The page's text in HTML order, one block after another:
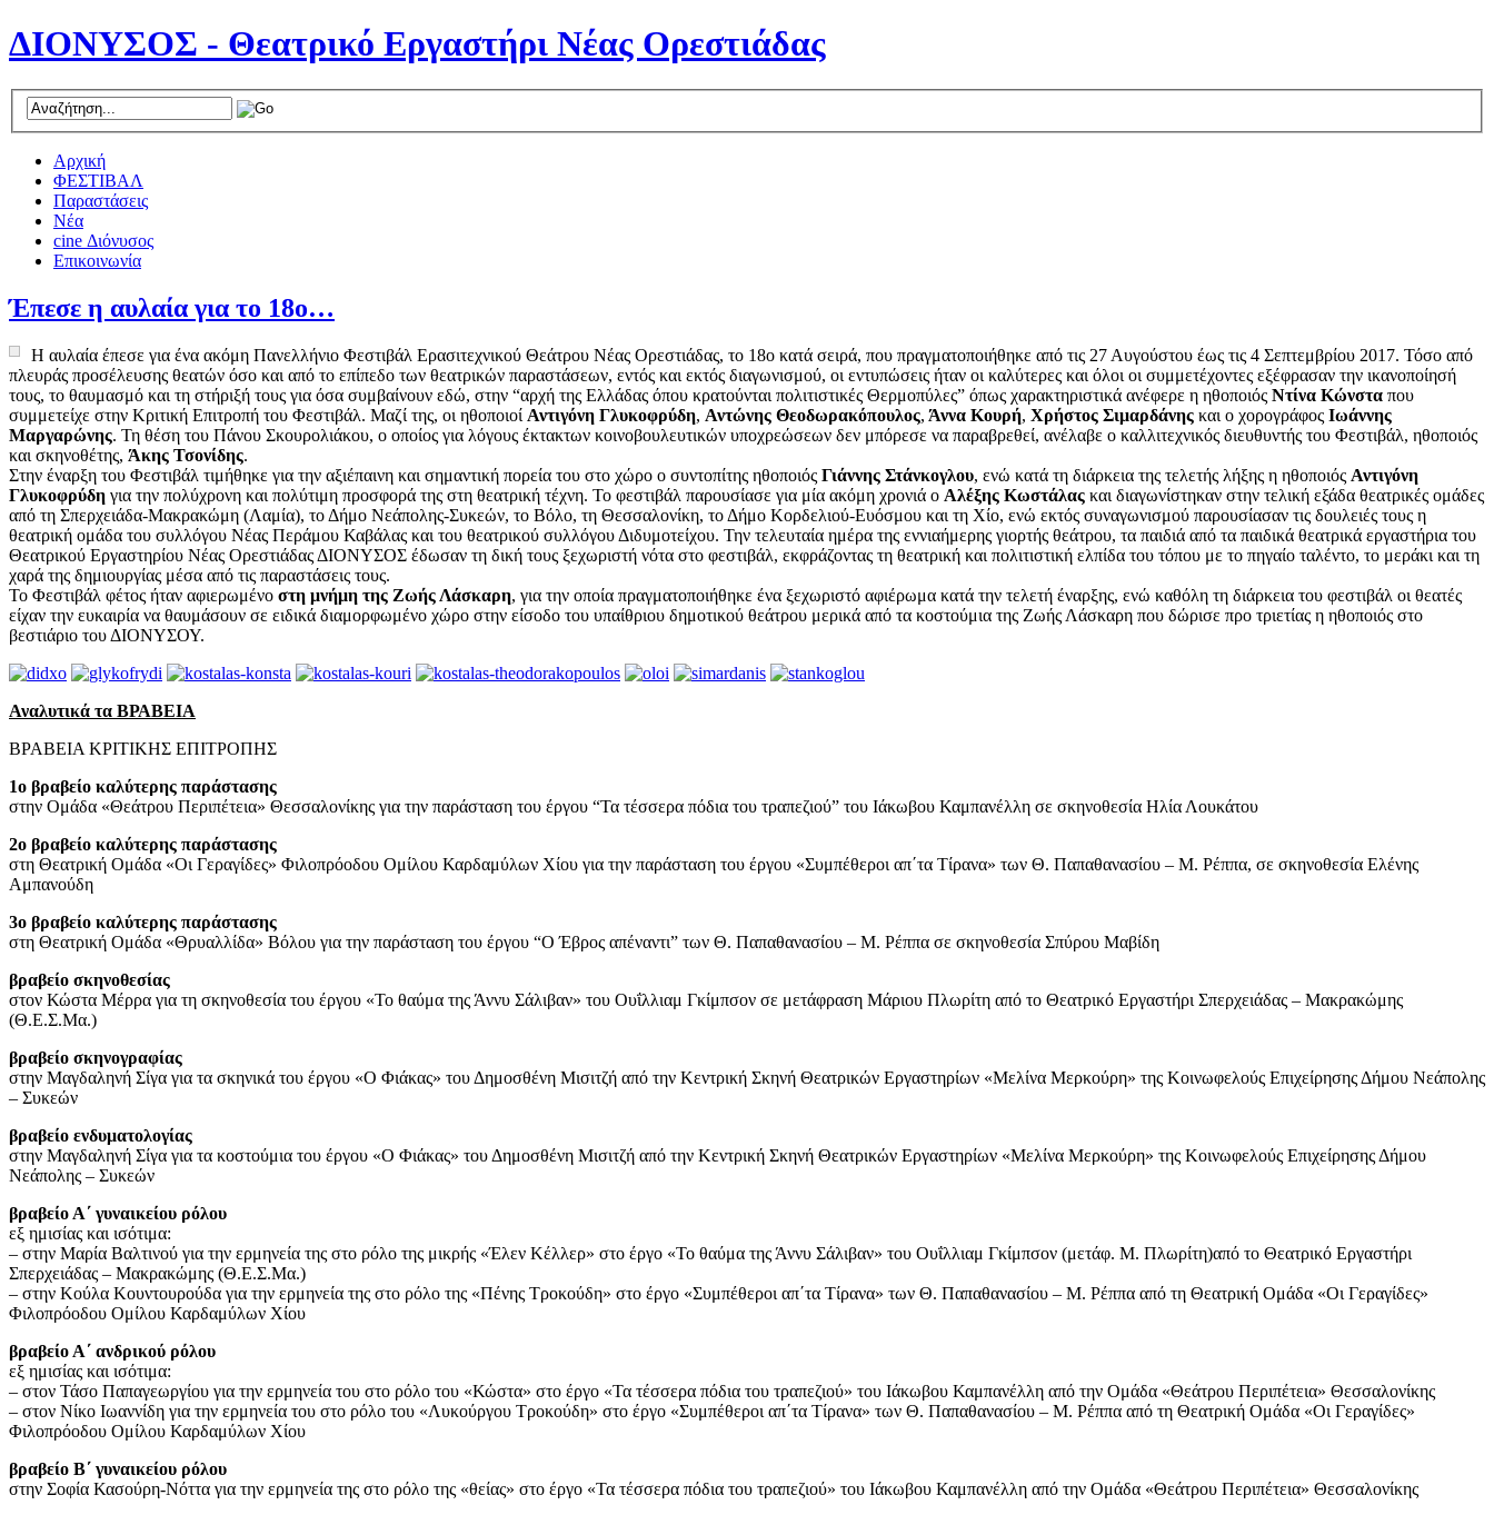
ΔΙΟΝΥΣΟΣ - Θεατρικό Εργαστήρι Νέας Ορεστιάδας
Αρχική
ΦΕΣΤΙΒΑΛ
Παραστάσεις
Νέα
cine Διόνυσος
Επικοινωνία
Έπεσε η αυλαία για το 18ο…
Η αυλαία έπεσε για ένα ακόμη Πανελλήνιο Φεστιβάλ Ερασιτεχνικού Θεάτρου Νέας Ορεστιάδας, το 18ο κατά σειρά, που πραγματοποιήθηκε από τις 27 Αυγούστου έως τις 4 Σεπτεμβρίου 2017. Τόσο από
πλευράς προσέλευσης θεατών όσο και από το επίπεδο των θεατρικών παραστάσεων, εντός και εκτός διαγωνισμού, οι εντυπώσεις ήταν οι καλύτερες και όλοι οι συμμετέχοντες εξέφρασαν την ικανοποίησή
τους, το θαυμασμό και τη στήριξή τους για όσα συμβαίνουν εδώ, στην “αρχή της Ελλάδας όπου κρατούνται πολιτιστικές Θερμοπύλες” όπως χαρακτηριστικά ανέφερε η ηθοποιός Ντίνα Κώνστα που
συμμετείχε στην Κριτική Επιτροπή του Φεστιβάλ. Μαζί της, οι ηθοποιοί Αντιγόνη Γλυκοφρύδη, Αντώνης Θεοδωρακόπουλος, Άννα Κουρή, Χρήστος Σιμαρδάνης και ο χορογράφος Ιωάννης
Μαργαρώνης. Τη θέση του Πάνου Σκουρολιάκου, ο οποίος για λόγους έκτακτων κοινοβουλευτικών υποχρεώσεων δεν μπόρεσε να παραβρεθεί, ανέλαβε ο καλλιτεχνικός διευθυντής του Φεστιβάλ, ηθοποιός
και σκηνοθέτης, Άκης Τσονίδης.
Στην έναρξη του Φεστιβάλ τιμήθηκε για την αξιέπαινη και σημαντική πορεία του στο χώρο ο συντοπίτης ηθοποιός Γιάννης Στάνκογλου, ενώ κατά τη διάρκεια της τελετής λήξης η ηθοποιός Αντιγόνη
Γλυκοφρύδη για την πολύχρονη και πολύτιμη προσφορά της στη θεατρική τέχνη. Το φεστιβάλ παρουσίασε για μία ακόμη χρονιά ο Αλέξης Κωστάλας και διαγωνίστηκαν στην τελική εξάδα θεατρικές ομάδες
από τη Σπερχειάδα-Μακρακώμη (Λαμία), το Δήμο Νεάπολης-Συκεών, το Βόλο, τη Θεσσαλονίκη, το Δήμο Κορδελιού-Ευόσμου και τη Χίο, ενώ εκτός συναγωνισμού παρουσίασαν τις δουλειές τους η
θεατρική ομάδα του συλλόγου Νέας Περάμου Καβάλας και του θεατρικού συλλόγου Διδυμοτείχου. Την τελευταία ημέρα της εννιαήμερης γιορτής θεάτρου, τα παιδιά από τα παιδικά θεατρικά εργαστήρια του
Θεατρικού Εργαστηρίου Νέας Ορεστιάδας ΔΙΟΝΥΣΟΣ έδωσαν τη δική τους ξεχωριστή νότα στο φεστιβάλ, εκφράζοντας τη θεατρική και πολιτιστική ελπίδα του τόπου με το πηγαίο ταλέντο, το μεράκι και τη
χαρά της δημιουργίας μέσα από τις παραστάσεις τους.
Το Φεστιβάλ φέτος ήταν αφιερωμένο στη μνήμη της Ζωής Λάσκαρη, για την οποία πραγματοποιήθηκε ένα ξεχωριστό αφιέρωμα κατά την τελετή έναρξης, ενώ καθόλη τη διάρκεια του φεστιβάλ οι θεατές
είχαν την ευκαιρία να θαυμάσουν σε ειδικά διαμορφωμένο χώρο στην είσοδο του υπαίθριου δημοτικού θεάτρου μερικά από τα κοστούμια της Ζωής Λάσκαρη που δώρισε προ τριετίας η ηθοποιός στο
βεστιάριο του ΔΙΟΝΥΣΟΥ.
Αναλυτικά τα ΒΡΑΒΕΙΑ
ΒΡΑΒΕΙΑ ΚΡΙΤΙΚΗΣ ΕΠΙΤΡΟΠΗΣ
1ο βραβείο καλύτερης παράστασης
στην Ομάδα «Θεάτρου Περιπέτεια» Θεσσαλονίκης για την παράσταση του έργου “Τα τέσσερα πόδια του τραπεζιού” του Ιάκωβου Καμπανέλλη σε σκηνοθεσία Ηλία Λουκάτου
2ο βραβείο καλύτερης παράστασης
στη Θεατρική Ομάδα «Οι Γεραγίδες» Φιλοπρόοδου Ομίλου Καρδαμύλων Χίου για την παράσταση του έργου «Συμπέθεροι απ΄τα Τίρανα» των Θ. Παπαθανασίου – Μ. Ρέππα, σε σκηνοθεσία Ελένης
Αμπανούδη
3ο βραβείο καλύτερης παράστασης
στη Θεατρική Ομάδα «Θρυαλλίδα» Βόλου για την παράσταση του έργου “Ο Έβρος απέναντι” των Θ. Παπαθανασίου – Μ. Ρέππα σε σκηνοθεσία Σπύρου Μαβίδη
βραβείο σκηνοθεσίας
στον Κώστα Μέρρα για τη σκηνοθεσία του έργου «Το θαύμα της Άννυ Σάλιβαν» του Ουΐλλιαμ Γκίμπσον σε μετάφραση Μάριου Πλωρίτη από το Θεατρικό Εργαστήρι Σπερχειάδας – Μακρακώμης
(Θ.Ε.Σ.Μα.)
βραβείο σκηνογραφίας
στην Μαγδαληνή Σίγα για τα σκηνικά του έργου «Ο Φιάκας» του Δημοσθένη Μισιτζή από την Κεντρική Σκηνή Θεατρικών Εργαστηρίων «Μελίνα Μερκούρη» της Κοινωφελούς Επιχείρησης Δήμου Νεάπολης
– Συκεών
βραβείο ενδυματολογίας
στην Μαγδαληνή Σίγα για τα κοστούμια του έργου «Ο Φιάκας» του Δημοσθένη Μισιτζή από την Κεντρική Σκηνή Θεατρικών Εργαστηρίων «Μελίνα Μερκούρη» της Κοινωφελούς Επιχείρησης Δήμου
Νεάπολης – Συκεών
βραβείο Α΄ γυναικείου ρόλου
εξ ημισίας και ισότιμα:
– στην Μαρία Βαλτινού για την ερμηνεία της στο ρόλο της μικρής «Έλεν Κέλλερ» στο έργο «Το θαύμα της Άννυ Σάλιβαν» του Ουΐλλιαμ Γκίμπσον (μετάφ. Μ. Πλωρίτη)από το Θεατρικό Εργαστήρι
Σπερχειάδας – Μακρακώμης (Θ.Ε.Σ.Μα.)
– στην Κούλα Κουντουρούδα για την ερμηνεία της στο ρόλο της «Πένης Τροκούδη» στο έργο «Συμπέθεροι απ΄τα Τίρανα» των Θ. Παπαθανασίου – Μ. Ρέππα από τη Θεατρική Ομάδα «Οι Γεραγίδες»
Φιλοπρόοδου Ομίλου Καρδαμύλων Χίου
βραβείο Α΄ ανδρικού ρόλου
εξ ημισίας και ισότιμα:
– στον Τάσο Παπαγεωργίου για την ερμηνεία του στο ρόλο του «Κώστα» στο έργο «Τα τέσσερα πόδια του τραπεζιού» του Ιάκωβου Καμπανέλλη από την Ομάδα «Θεάτρου Περιπέτεια» Θεσσαλονίκης
– στον Νίκο Ιωαννίδη για την ερμηνεία του στο ρόλο του «Λυκούργου Τροκούδη» στο έργο «Συμπέθεροι απ΄τα Τίρανα» των Θ. Παπαθανασίου – Μ. Ρέππα από τη Θεατρική Ομάδα «Οι Γεραγίδες»
Φιλοπρόοδου Ομίλου Καρδαμύλων Χίου
βραβείο Β΄ γυναικείου ρόλου
στην Σοφία Κασούρη-Νόττα για την ερμηνεία της στο ρόλο της «θείας» στο έργο «Τα τέσσερα πόδια του τραπεζιού» του Ιάκωβου Καμπανέλλη από την Ομάδα «Θεάτρου Περιπέτεια» Θεσσαλονίκης